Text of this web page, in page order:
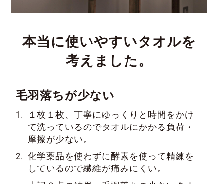
本当に使いやすいタオルを
考えました。
毛羽落ちが少ない
1.
１枚１枚、丁寧にゆっくりと時間をかけ
て洗っているのでタオルにかかる負荷・
摩擦が少ない。
2. 化学薬品を使わずに酵素を使って精練を
しているので繊維が痛みにくい。